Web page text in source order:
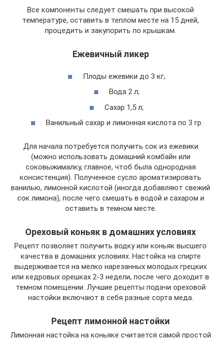
Все компоненты следует смешать при высокой
температуре, оставить в теплом месте на 15 дней,
процедить и закупорить по крышкам.
Ежевичный ликер
Плоды ежевики до 3 кг;
Вода 2 л;
Сахар 1,5 л;
Ванильный сахар и лимонная кислота по 3 гр.
Для начала потребуется получить сок из ежевики
(можно использовать домашний комбайн или
соковыжималку, главное, чтоб была однородная
консистенция). Полученное сусло ароматизировать
ванилью, лимонной кислотой (иногда добавляют свежий
сок лимона), после чего смешать в водой и сахаром и
оставить в темном месте.
Ореховый коньяк в домашних условиях
Рецепт позволяет получить водку или коньяк высшего
качества в домашних условиях. Настойка на спирте
выдерживается на мелко нарезанных молодых грецких
или кедровых орешках 2-3 недели, после чего доходит в
темном помещении. Лучшие рецепты подачи ореховой
настойки включают в себя разные сорта меда.
Рецепт лимонной настойки
Лимонная настойка на коньяке считается самой простой